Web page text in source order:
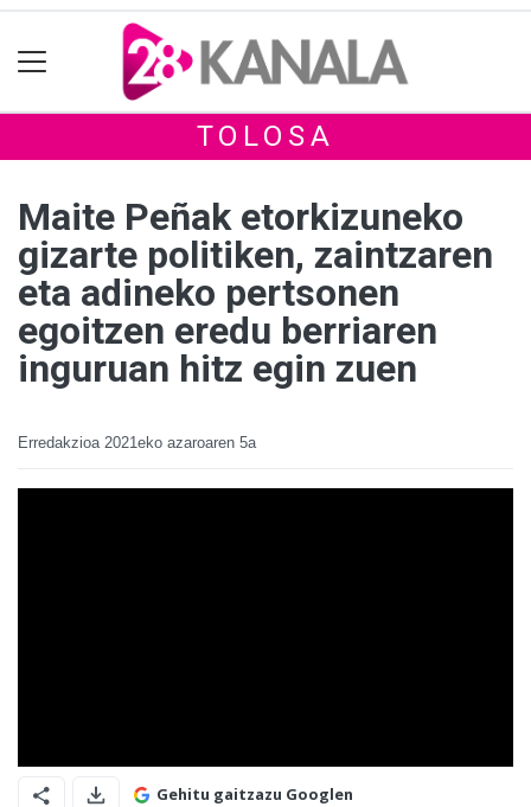
TOLOSA
Maite Peñak etorkizuneko
gizarte politiken, zaintzaren
eta adineko pertsonen
egoitzen eredu berriaren
inguruan hitz egin zuen
Erredakzioa 2021eko azaroaren 5a
Gehitu gaitzazu Googlen